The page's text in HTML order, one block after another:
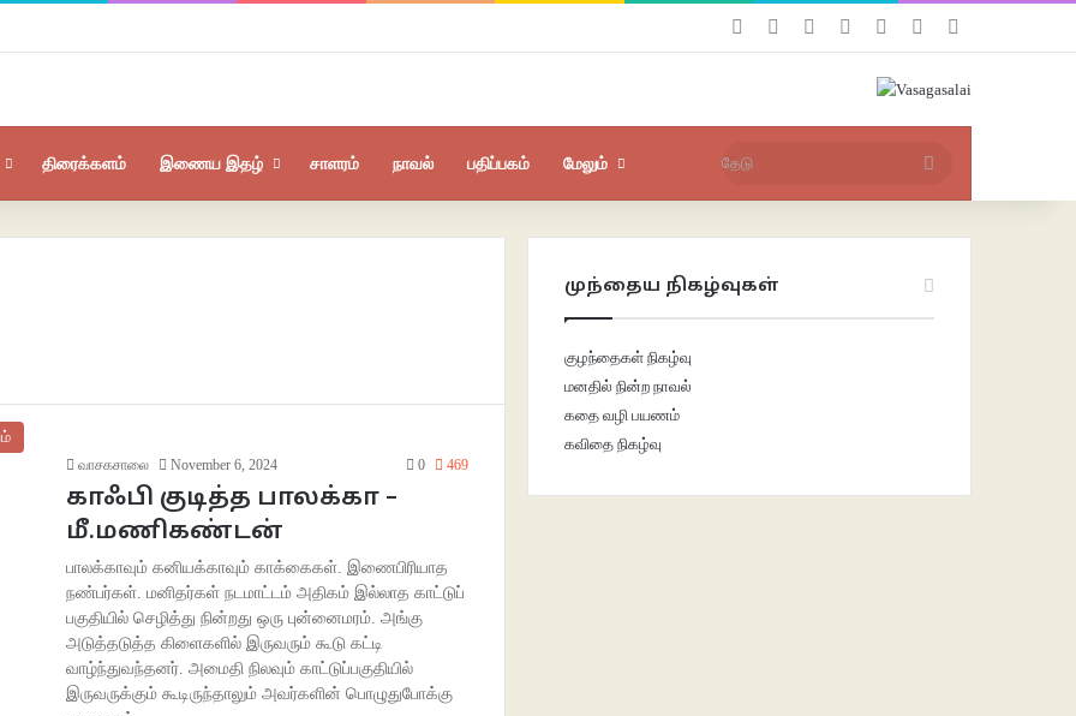
Facebook YouTubeInstagramபுகுபதிகைசீரற்ற பதிவுகள்
திரைக்களம் இணைய இதழ் சாளரம் நாவல் பதிப்பகம் மேலும் தேடு
வாசகசாலை November 6, 2024 0 469
காஃபி குடித்த பாலக்கா –
மீ.மணிகண்டன்
பாலக்காவும் கனியக்காவும் காக்கைகள். இணைபிரியாத
நண்பர்கள். மனிதர்கள் நடமாட்டம் அதிகம் இல்லாத காட்டுப்
பகுதியில் செழித்து நின்றது ஒரு புன்னைமரம். அங்கு
அடுத்தடுத்த கிளைகளில் இருவரும் கூடு கட்டி
வாழ்ந்துவந்தனர். அமைதி நிலவும் காட்டுப்பகுதியில்
இருவருக்கும் கூடிருந்தாலும் அவர்களின் பொழுதுபோக்கு
முந்தைய நிகழ்வுகள்
குழந்தைகள் நிகழ்வு
மனதில் நின்ற நாவல்
கதை வழி பயணம்
கவிதை நிகழ்வு